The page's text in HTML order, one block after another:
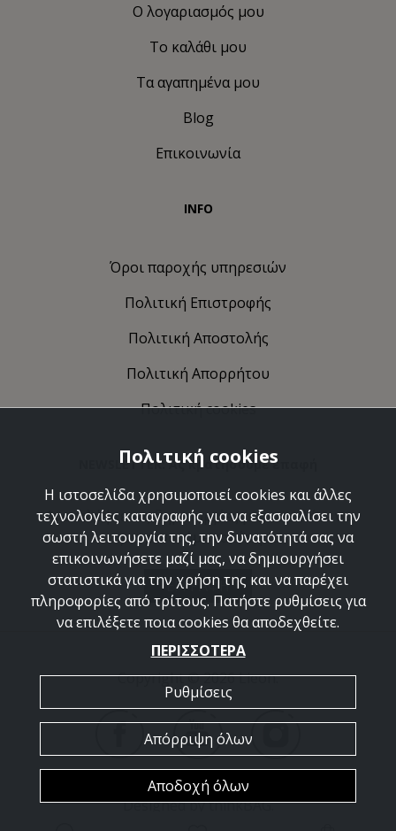
Ο λογαριασμός μου
Το καλάθι μου
Τα αγαπημένα μου
Blog
Επικοινωνία
INFO
Όροι παροχής υπηρεσιών
Πολιτική Eπιστροφής
Πολιτική Αποστολής
Πολιτική Απορρήτου
Πολιτική cookies
NEWSLETTER: Ας κρατήσουμε επαφή
Ανακαλύψτε τις δημιουργίες μας και ελάτε να
γνωριστούμε καλύτερα.
ΕΓΓΡΑΦΗ
Copyright © 2026 Lieon.
Designed bythinkBAG.
Πολιτική cookies
Η ιστοσελίδα χρησιμοποιεί cookies και άλλες
τεχνολογίες καταγραφής για να εξασφαλίσει την
σωστή λειτουργία της, την δυνατότητά σας να
επικοινωνήσετε μαζί μας, να δημιουργήσει
στατιστικά για την χρήση της και να παρέχει
πληροφορίες από τρίτους. Πατήστε ρυθμίσεις για
να επιλέξετε ποια cookies θα αποδεχθείτε.
ΠΕΡΙΣΣΟΤΕΡΑ
Ρυθμίσεις
Απόρριψη όλων
Αποδοχή όλων